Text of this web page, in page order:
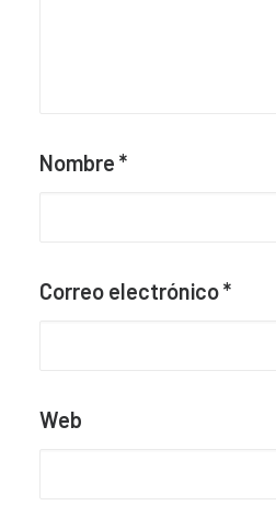
Nombre *
Correo electrónico*
Web